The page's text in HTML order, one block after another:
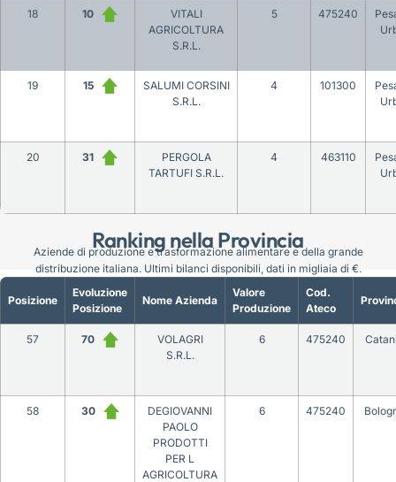
Ranking nella Provincia
18 10
VITALI
AGRICOLTURA
S.R.L.
5 475240
19 15
SALUMI CORSINI
S.R.L.
4 101300
20 31
PERGOLA
TARTUFI S.R.L.
4 463110
Posizione
Evoluzione
Posizione
Nome Azienda
Valore
Produzione
Cod.
Ateco
57 70
VOLAGRI
S.R.L.
6 475240
58 30
DEGIOVANNI
PAOLO
PRODOTTI
PER L
AGRICOLTURA
6 475240
Aziende di produzione e trasformazione alimentare e della grande
distribuzione italiana. Ultimi bilanci disponibili, dati in migliaia di €.